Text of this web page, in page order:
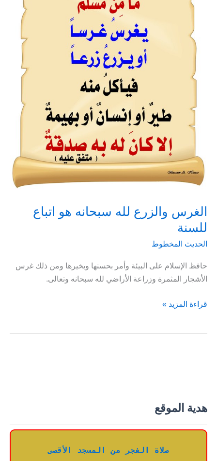
هدية الموقع
صلاة الفجر من المسجد الأقصى
الغرس والزرع لله سبحانه هو اتباع
للسنة
الحديث المخطوط
حافظ الإسلام على البيئة وأمر بحسنها وبخيرها ومن ذلك غرس
الأشجار المثمرة وزراعة الأراضي لله سبحانه وتعالى.
الغرس
قراءة المزيد »